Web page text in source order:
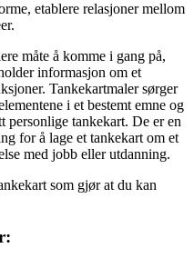
etablere relasjoner mellom
måte å komme i gang på,
informasjon om et
Tankekartmaler sørger
i et bestemt emne og
personlige tankekart. De er en
for å lage et tankekart om et
med jobb eller utdanning.
som gjør at du kan